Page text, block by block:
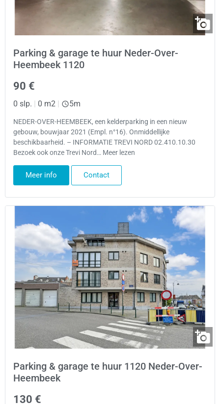
Parking & garage te huur Neder-Over-
Heembeek 1120
90 €
0 slp. | 0 m2 | 5m
NEDER-OVER-HEEMBEEK, een kelderparking in een nieuw
gebouw, bouwjaar 2021 (Empl. n°16). Onmiddellijke
beschikbaarheid. – INFORMATIE TREVI NORD 02.410.10.30
Bezoek ook onze Trevi Nord… Meer lezen
Meer info Contact
Parking & garage te huur 1120 Neder-Over-
Heembeek
130 €